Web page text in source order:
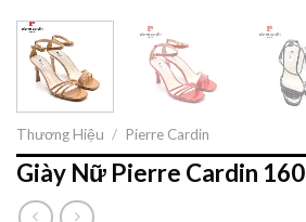
Thương Hiệu / Pierre Cardin
Giày Nữ Pierre Cardin 160